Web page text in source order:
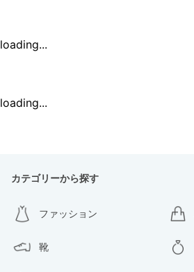
loading...
loading...
カテゴリーから探す
ファッション
靴